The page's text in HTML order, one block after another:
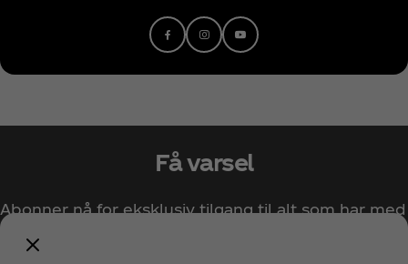
FacebookInstagram
Youtube
Få varsel
Abonner nå for eksklusiv tilgang til alt som har med
Coca‑Cola å gjøre!